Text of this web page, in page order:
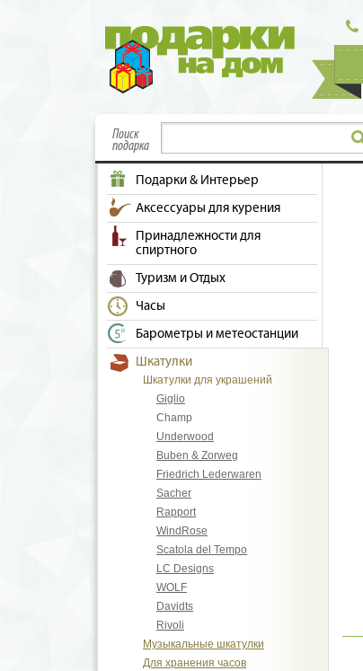
Поиск
подарка
Подарки & Интерьер
Аксессуары для курения
Принадлежности для
спиртного
Туризм и Отдых
Часы
Барометры и метеостанции
Шкатулки
Шкатулки для украшений
Giglio
Champ
Underwood
Buben & Zorweg
Friedrich Lederwaren
Sacher
Rapport
WindRose
Scatola del Tempo
LC Designs
WOLF
Davidts
Rivoli
Музыкальные шкатулки
Для хранения часов